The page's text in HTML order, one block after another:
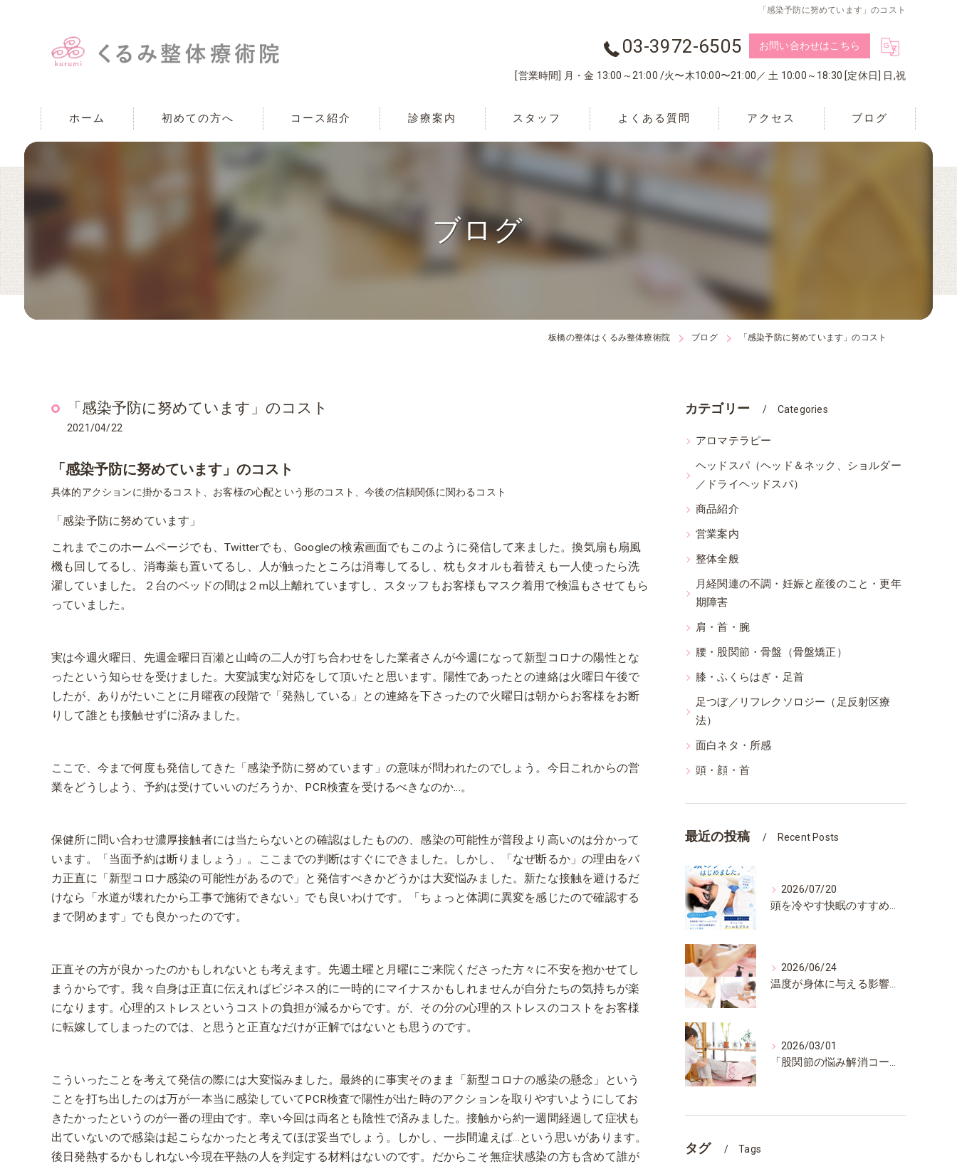
「感染予防に努めています」のコスト
03-3972-6505 お問い合わせはこちら
[営業時間] 月・金 13:00～21:00 /火〜木10:00〜21:00／ 土 10:00～18:30 [定休日] 日,祝
ホーム 初めての方へ コース紹介 診療案内 スタッフ よくある質問 アクセス ブログ
ブログ
板橋の整体はくるみ整体療術院 ブログ 「感染予防に努めています」のコスト
「感染予防に努めています」のコスト
2021/04/22
「感染予防に努めています」のコスト
具体的アクションに掛かるコスト、お客様の心配という形のコスト、今後の信頼関係に関わるコスト
「感染予防に努めています」
これまでこのホームページでも、Twitterでも、Googleの検索画面でもこのように発信して来ました。換気扇も扇風
機も回してるし、消毒薬も置いてるし、人が触ったところは消毒してるし、枕もタオルも着替えも一人使ったら洗
濯していました。２台のベッドの間は２m以上離れていますし、スタッフもお客様もマスク着用で検温もさせてもら
っていました。
実は今週火曜日、先週金曜日百瀬と山崎の二人が打ち合わせをした業者さんが今週になって新型コロナの陽性とな
ったという知らせを受けました。大変誠実な対応をして頂いたと思います。陽性であったとの連絡は火曜日午後で
したが、ありがたいことに月曜夜の段階で「発熱している」との連絡を下さったので火曜日は朝からお客様をお断
りして誰とも接触せずに済みました。
ここで、今まで何度も発信してきた「感染予防に努めています」の意味が問われたのでしょう。今日これからの営
業をどうしよう、予約は受けていいのだろうか、PCR検査を受けるべきなのか…。
保健所に問い合わせ濃厚接触者には当たらないとの確認はしたものの、感染の可能性が普段より高いのは分かって
います。「当面予約は断りましょう」。ここまでの判断はすぐにできました。しかし、「なぜ断るか」の理由をバ
カ正直に「新型コロナ感染の可能性があるので」と発信すべきかどうかは大変悩みました。新たな接触を避けるだ
けなら「水道が壊れたから工事で施術できない」でも良いわけです。「ちょっと体調に異変を感じたので確認する
まで閉めます」でも良かったのです。
正直その方が良かったのかもしれないとも考えます。先週土曜と月曜にご来院くださった方々に不安を抱かせてし
まうからです。我々自身は正直に伝えればビジネス的に一時的にマイナスかもしれませんが自分たちの気持ちが楽
になります。心理的ストレスというコストの負担が減るからです。が、その分の心理的ストレスのコストをお客様
に転嫁してしまったのでは、と思うと正直なだけが正解ではないとも思うのです。
こういったことを考えて発信の際には大変悩みました。最終的に事実そのまま「新型コロナの感染の懸念」という
ことを打ち出したのは万が一本当に感染していてPCR検査で陽性が出た時のアクションを取りやすいようにしてお
きたかったというのが一番の理由です。幸い今回は両名とも陰性で済みました。接触から約一週間経過して症状も
出ていないので感染は起こらなかったと考えてほぼ妥当でしょう。しかし、一歩間違えば…という思いがあります。
後日発熱するかもしれない今現在平熱の人を判定する材料はないのです。だからこそ無症状感染の方も含めて誰が
カテゴリー Categories
アロマテラピー
ヘッドスパ（ヘッド＆ネック、ショルダー
／ドライヘッドスパ）
商品紹介
営業案内
整体全般
月経関連の不調・妊娠と産後のこと・更年
期障害
肩・首・腕
腰・股関節・骨盤（骨盤矯正）
膝・ふくらはぎ・足首
足つぼ／リフレクソロジー（足反射区療
法）
面白ネタ・所感
頭・顔・首
最近の投稿 Recent Posts
2026/07/20
頭を冷やす快眠のすすめ〜冷却フォームのヘッドスパ
2026/06/24
温度が身体に与える影響について
2026/03/01
「股関節の悩み解消コース」作りました
タグ Tags